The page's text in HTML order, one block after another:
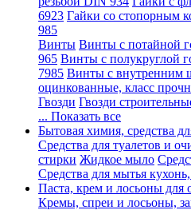
6923 Гайки со стопорным
985
Винты Винты с потайной
965 Винты с полукруглой
7985 Винты с внутренним
оцинкованные, класс
Гвозди Гвозди
... Показать все
Бытовая химия, средства
Средства для туалетов и
стирки Жидкое мыло
Средства для мытья
Паста, крем и лосьоны для
Кремы, спреи и лосьоны,